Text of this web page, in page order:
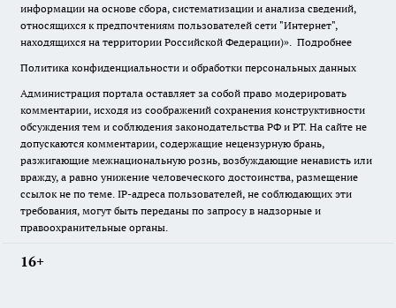
информации на основе сбора, систематизации и анализа сведений,
относящихся к предпочтениям пользователей сети "Интернет",
находящихся на территории Российской Федерации)». Подробнее
Политика конфиденциальности и обработки персональных данных
Администрация портала оставляет за собой право модерировать
комментарии, исходя из соображений сохранения конструктивности
обсуждения тем и соблюдения законодательства РФ и РТ. На сайте не
допускаются комментарии, содержащие нецензурную брань,
разжигающие межнациональную рознь, возбуждающие ненависть или
вражду, а равно унижение человеческого достоинства, размещение
ссылок не по теме. IP-адреса пользователей, не соблюдающих эти
требования, могут быть переданы по запросу в надзорные и
правоохранительные органы.
16+